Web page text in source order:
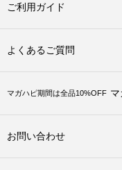
ご利用ガイド
よくあるご質問
マガハピ期間は全品10%OFF
お問い合わせ